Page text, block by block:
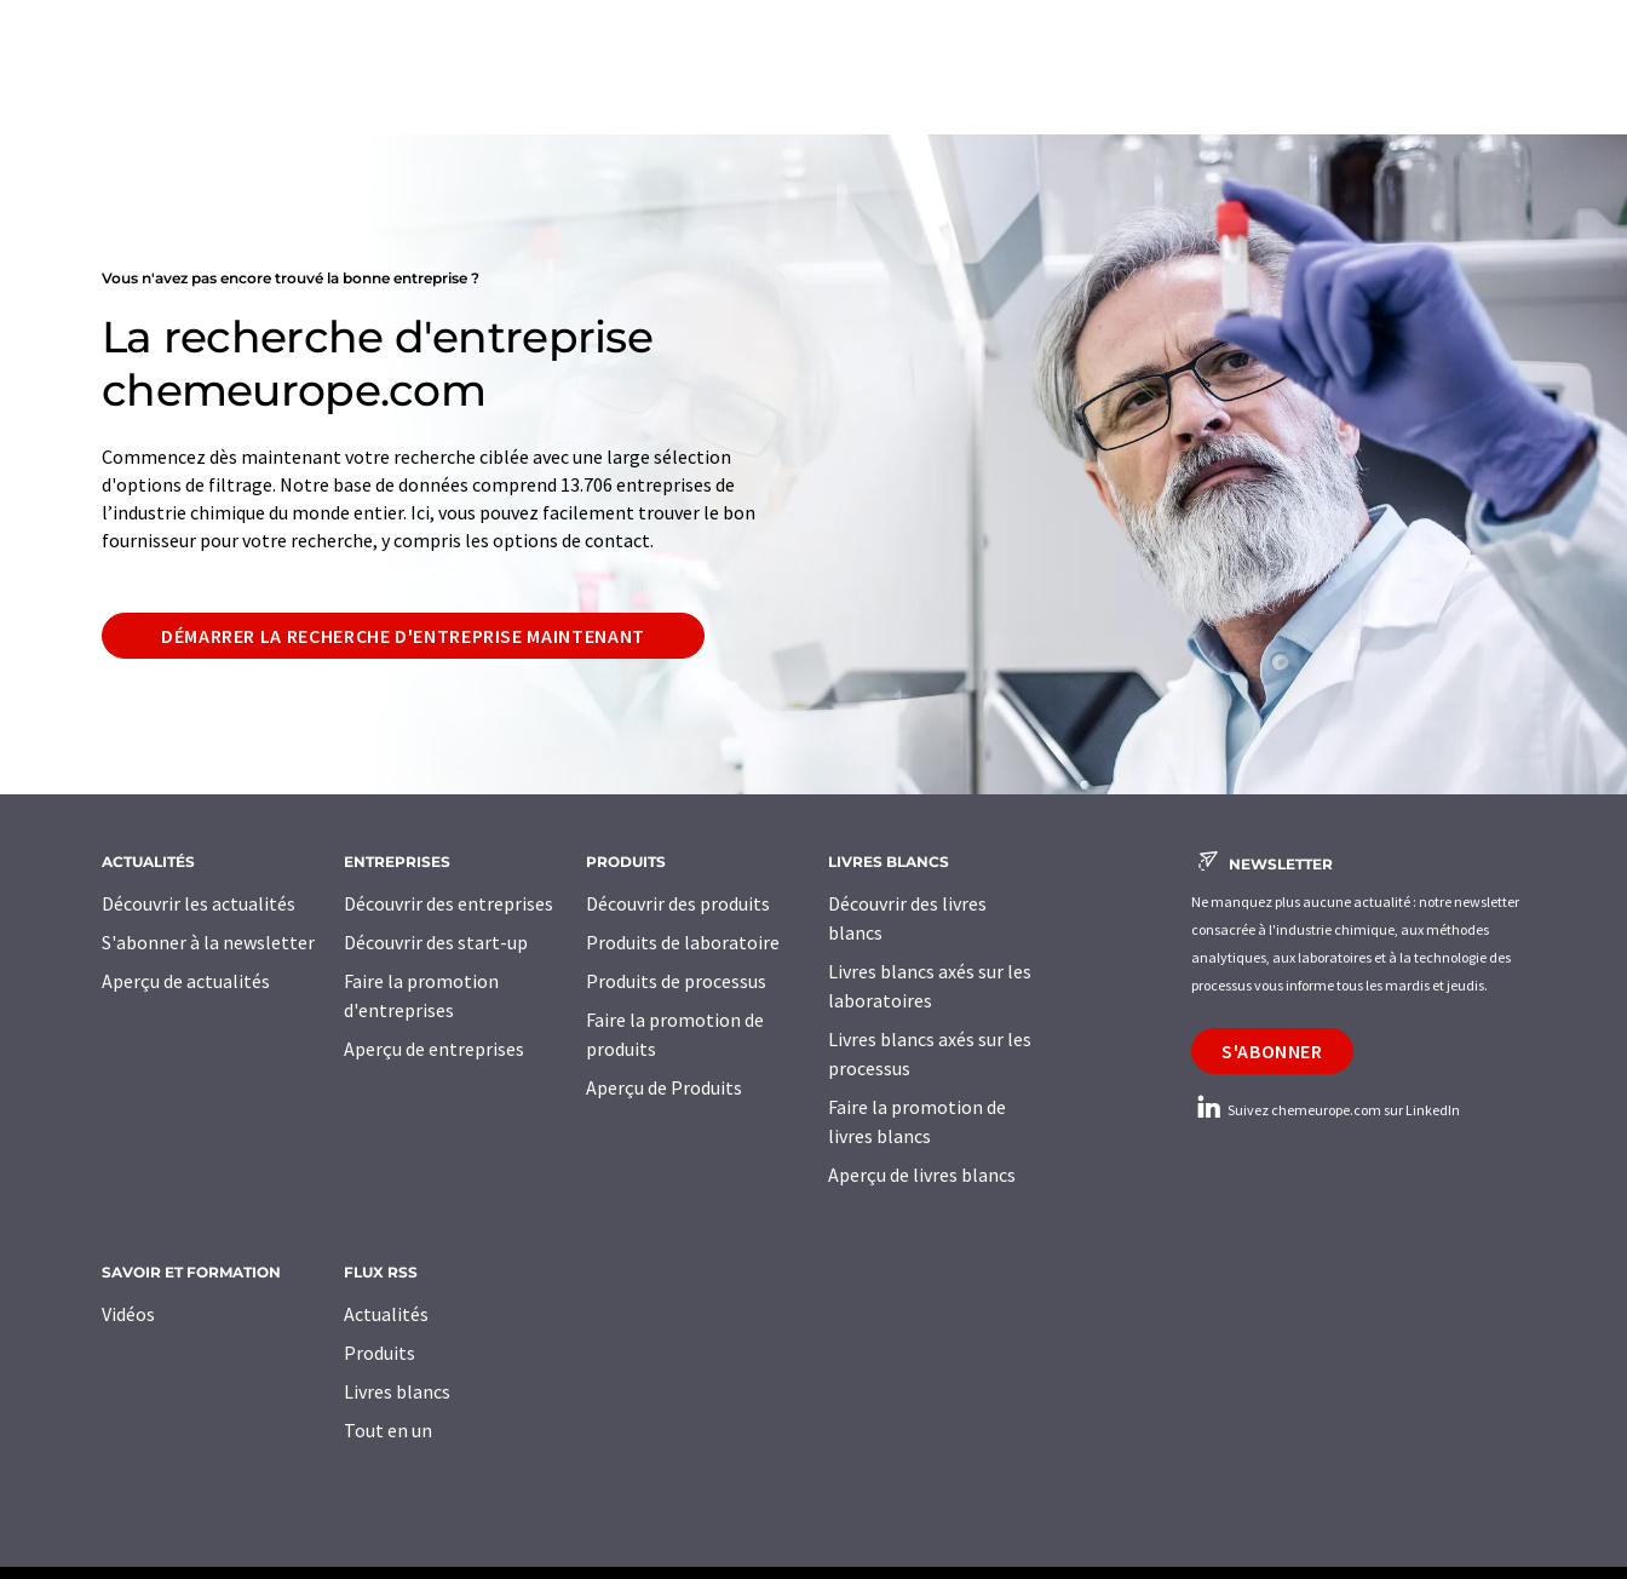
Vous n'avez pas encore trouvé la bonne entreprise ?
La recherche d'entreprise
chemeurope.com
Commencez dès maintenant votre recherche ciblée avec une large sélection
d'options de filtrage. Notre base de données comprend 13.706 entreprises de
l’industrie chimique du monde entier. Ici, vous pouvez facilement trouver le bon
fournisseur pour votre recherche, y compris les options de contact.
DÉMARRER LA RECHERCHE D'ENTREPRISE MAINTENANT
ACTUALITÉS
Découvrir les actualités
S'abonner à la newsletter
Aperçu de actualités
ENTREPRISES
Découvrir des entreprises
Découvrir des start-up
Faire la promotion
d'entreprises
Aperçu de entreprises
PRODUITS
Découvrir des produits
Produits de laboratoire
Produits de processus
Faire la promotion de
produits
Aperçu de Produits
LIVRES BLANCS
Découvrir des livres
blancs
Livres blancs axés sur les
laboratoires
Livres blancs axés sur les
processus
Faire la promotion de
livres blancs
Aperçu de livres blancs
SAVOIR ET FORMATION
Vidéos
FLUX RSS
Actualités
Produits
Livres blancs
Tout en un
NEWSLETTER
Ne manquez plus aucune actualité : notre newsletter
consacrée à l'industrie chimique, aux méthodes
analytiques, aux laboratoires et à la technologie des
processus vous informe tous les mardis et jeudis.
S'ABONNER
Suivez chemeurope.com sur LinkedIn